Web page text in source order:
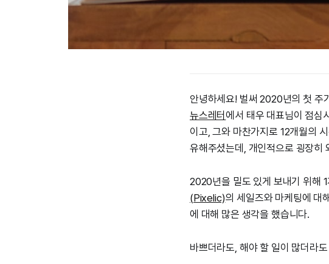
안녕하세요! 벌써 2020년의 첫 주
뉴스레터에서 태우 대표님이 점심
이고, 그와 마찬가지로 12개월의
유해주셨는데, 개인적으로 굉장히
2020년을 밀도 있게 보내기 위해
(Pixelic)의 세일즈와 마케팅에 대
에 대해 많은 생각을 했습니다.
바쁘더라도, 해야 할 일이 많더라